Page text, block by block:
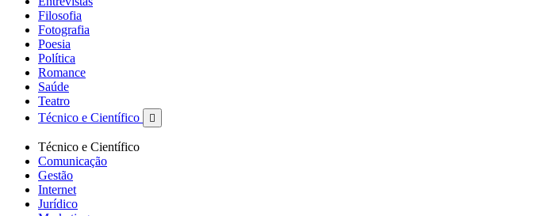
Filosofia
Fotografia
Poesia
Política
Romance
Saúde
Teatro
Técnico e Científico

Técnico e Científico
Comunicação
Gestão
Internet
Jurídico